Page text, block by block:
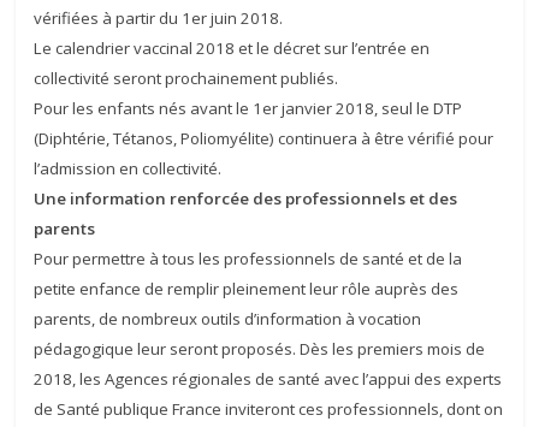
vérifiées à partir du 1er juin 2018.
Le calendrier vaccinal 2018 et le décret sur l’entrée en
collectivité seront prochainement publiés.
Pour les enfants nés avant le 1er janvier 2018, seul le DTP
(Diphtérie, Tétanos, Poliomyélite) continuera à être vérifié pour
l’admission en collectivité.
Une information renforcée des professionnels et des
parents
Pour permettre à tous les professionnels de santé et de la
petite enfance de remplir pleinement leur rôle auprès des
parents, de nombreux outils d’information à vocation
pédagogique leur seront proposés. Dès les premiers mois de
2018, les Agences régionales de santé avec l’appui des experts
de Santé publique France inviteront ces professionnels, dont on